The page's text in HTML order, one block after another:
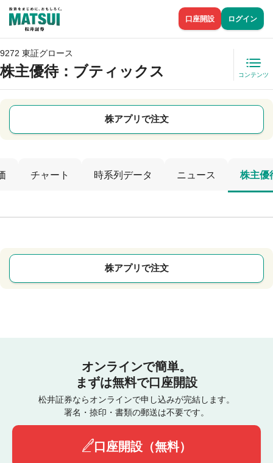
口座開設 ログイン
9272 東証グロース
株主優待：ブティックス コンテンツ
株アプリで注文
チャート 時系列データ ニュース 株主優
株アプリで注文
オンラインで簡単。
まずは無料で口座開設
松井証券ならオンラインで申し込みが完結します。
署名・捺印・書類の郵送は不要です。
口座開設（無料）